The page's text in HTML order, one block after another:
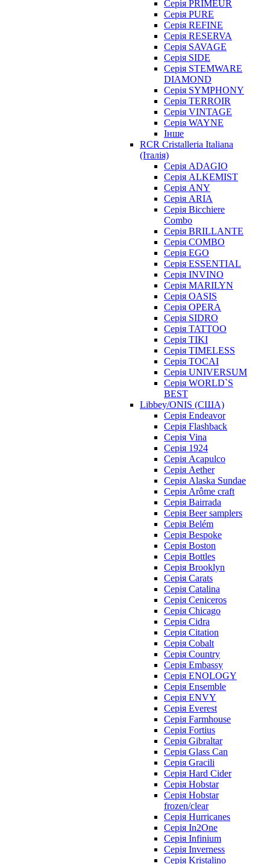
Серія PRIMEUR
Серія PURE
Серія REFINE
Серія RESERVA
Серія SAVAGE
Серія SIDE
Серія STEMWARE
DIAMOND
Серія SYMPHONY
Серія TERROIR
Серія VINTAGE
Серія WAYNE
Інше
RCR Cristalleria Italiana
(Італія)
Серія ADAGIO
Серія ALKEMIST
Серія ANY
Серія ARIA
Серія Bicchiere
Combo
Серія BRILLANTE
Серія COMBO
Серія EGO
Серія ESSENTIAL
Серія INVINO
Серія MARILYN
Серія OASIS
Серія OPERA
Серія SIDRO
Серія TATTOO
Серія TIKI
Серія TIMELESS
Серія TOCAI
Серія UNIVERSUM
Серія WORLD`S
BEST
Libbey/ONIS (США)
Cерія Endeavor
Cерія Flashback
Cерія Vina
Серія 1924
Серія Acapulco
Серія Aether
Серія Alaska Sundae
Серія Arôme craft
Серія Bairrada
Серія Beer samplers
Серія Belém
Серія Bespoke
Серія Boston
Серія Bottles
Серія Brooklyn
Серія Carats
Серія Catalina
Серія Ceniceros
Серія Chicago
Серія Cidra
Серія Citation
Серія Cobalt
Серія Country
Серія Embassy
Серія ENOLOGY
Серія Ensemble
Серія ENVY
Серія Everest
Серія Farmhouse
Серія Fortius
Серія Gibraltar
Серія Glass Can
Серія Gracili
Серія Hard Cider
Серія Hobstar
Серія Hobstar
frozen/clear
Серія Hurricanes
Серія In2One
Серія Infinium
Серія Inverness
Серія Kristalino